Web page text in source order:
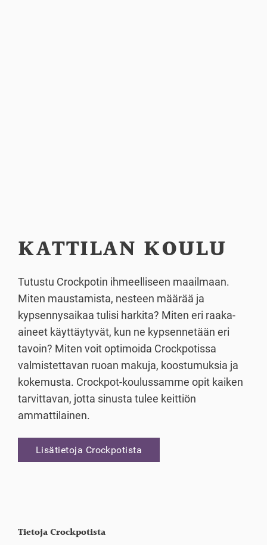
KATTILAN KOULU
Tutustu Crockpotin ihmeelliseen maailmaan.
Miten maustamista, nesteen määrää ja
kypsennysaikaa tulisi harkita? Miten eri raaka-
aineet käyttäytyvät, kun ne kypsennetään eri
tavoin? Miten voit optimoida Crockpotissa
valmistettavan ruoan makuja, koostumuksia ja
kokemusta. Crockpot-koulussamme opit kaiken
tarvittavan, jotta sinusta tulee keittiön
ammattilainen.
Lisätietoja Crockpotista
Tietoja Crockpotista